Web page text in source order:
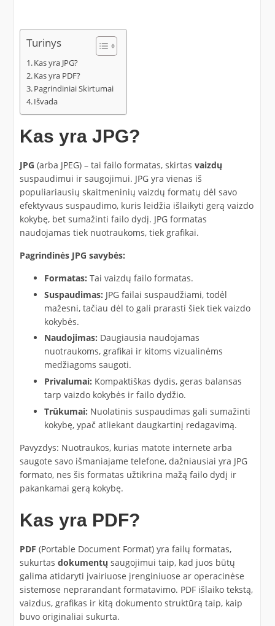
Turinys
Kas yra JPG?
Kas yra PDF?
Pagrindiniai Skirtumai
Išvada
Kas yra JPG?
JPG (arba JPEG) – tai failo formatas, skirtas vaizdų
suspaudimui ir saugojimui. JPG yra vienas iš
populiariausių skaitmeninių vaizdų formatų dėl savo
efektyvaus suspaudimo, kuris leidžia išlaikyti gerą vaizdo
kokybę, bet sumažinti failo dydį. JPG formatas
naudojamas tiek nuotraukoms, tiek grafikai.
Pagrindinės JPG savybės:
Formatas: Tai vaizdų failo formatas.
Suspaudimas: JPG failai suspaudžiami, todėl
mažesni, tačiau dėl to gali prarasti šiek tiek vaizdo
kokybės.
Naudojimas: Daugiausia naudojamas
nuotraukoms, grafikai ir kitoms vizualinėms
medžiagoms saugoti.
Privalumai: Kompaktiškas dydis, geras balansas
tarp vaizdo kokybės ir failo dydžio.
Trūkumai: Nuolatinis suspaudimas gali sumažinti
kokybę, ypač atliekant daugkartinį redagavimą.
Pavyzdys: Nuotraukos, kurias matote internete arba
saugote savo išmaniajame telefone, dažniausiai yra JPG
formato, nes šis formatas užtikrina mažą failo dydį ir
pakankamai gerą kokybę.
Kas yra PDF?
PDF (Portable Document Format) yra failų formatas,
sukurtas dokumentų saugojimui taip, kad juos būtų
galima atidaryti įvairiuose įrenginiuose ar operacinėse
sistemose neprarandant formatavimo. PDF išlaiko tekstą,
vaizdus, grafikas ir kitą dokumento struktūrą taip, kaip
buvo originaliai sukurta.